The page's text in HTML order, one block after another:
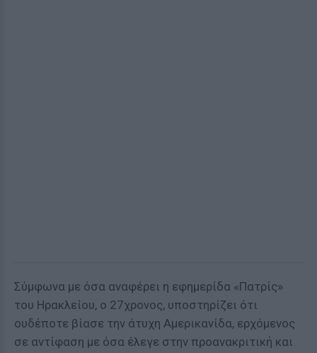
Σύμφωνα με όσα αναφέρει η εφημερίδα «Πατρίς»
του Ηρακλείου, ο 27χρονος, υποστηρίζει ότι
ουδέποτε βίασε την άτυχη Αμερικανίδα, ερχόμενος
σε αντίφαση με όσα έλεγε στην προανακριτική και